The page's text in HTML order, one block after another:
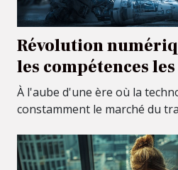
Révolution
les compétences
recherchées dans
paysage
À l'aube d'une ère où la
constamment le marché du